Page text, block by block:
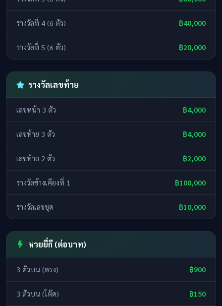
รางวัลที่ 4 (6 ตัว) ฿40,000
รางวัลที่ 5 (6 ตัว) ฿20,000
รางวัลเลขท้าย
เลขหน้า 3 ตัว ฿4,000
เลขท้าย 3 ตัว ฿4,000
เลขท้าย 2 ตัว ฿2,000
รางวัลข้างเคียงที่ 1 ฿100,000
รางวัลเลขชุด ฿10,000
หวยยี่กี (ต่อบาท)
3 ตัวบน (ตรง) ฿900
3 ตัวบน (โต๊ด) ฿150